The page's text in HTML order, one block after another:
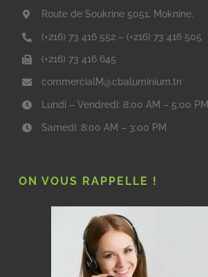
Route de Soukrine 5051, Moknine.
(+216) 73 416 552 – (+216) 73 416 505
(+216) 73 416 645
commercialM@cbaluminium.tn
Lundi – Vendredi: 8:00 AM – 5:00 PM
Samedi: 8:00 AM – 3:00 PM
ON VOUS RAPPELLE !